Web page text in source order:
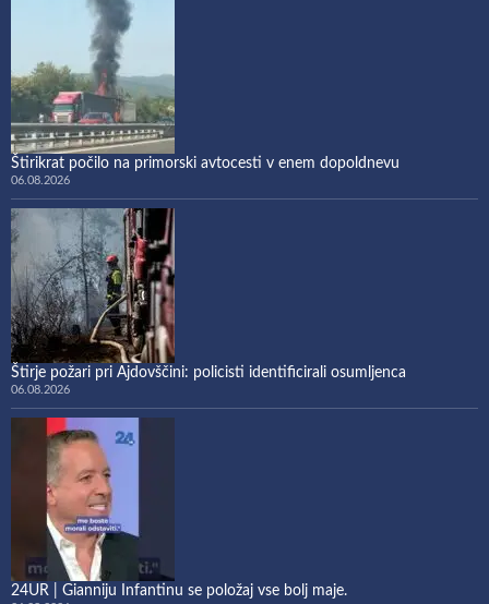
Štirikrat počilo na primorski avtocesti v enem dopoldnevu
06.08.2026
Štirje požari pri Ajdovščini: policisti identificirali osumljenca
06.08.2026
24UR | Gianniju Infantinu se položaj vse bolj maje.